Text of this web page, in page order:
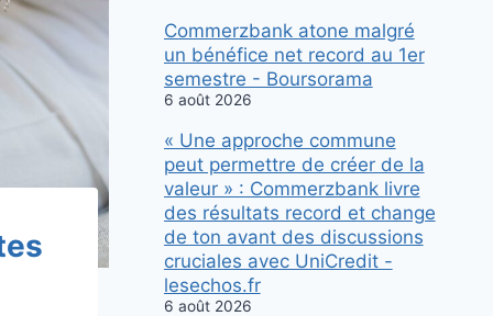
Commerzbank atone malgré
un bénéfice net record au 1er
semestre - Boursorama
6 août 2026
« Une approche commune
peut permettre de créer de la
valeur » : Commerzbank livre
des résultats record et change
de ton avant des discussions
cruciales avec UniCredit -
lesechos.fr
6 août 2026